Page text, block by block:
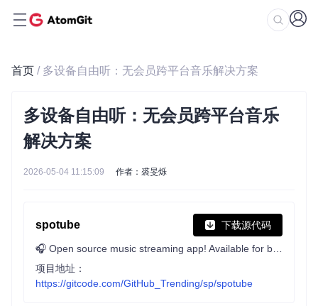
首页 / 多设备自由听：无会员跨平台音乐解决方案
多设备自由听：无会员跨平台音乐
解决方案
2026-05-04 11:15:09 作者：裘旻烁
spotube 下载源代码
项目地址：
https://gitcode.com/GitHub_Trending/sp/spotube